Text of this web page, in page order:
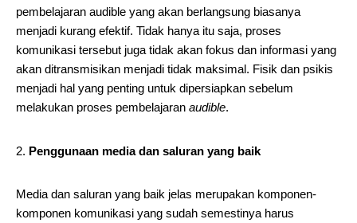
pembelajaran audible yang akan berlangsung biasanya
menjadi kurang efektif. Tidak hanya itu saja, proses
komunikasi tersebut juga tidak akan fokus dan informasi yang
akan ditransmisikan menjadi tidak maksimal. Fisik dan psikis
menjadi hal yang penting untuk dipersiapkan sebelum
melakukan proses pembelajaran audible.
Penggunaan media dan saluran yang baik
Media dan saluran yang baik jelas merupakan komponen-
komponen komunikasi yang sudah semestinya harus